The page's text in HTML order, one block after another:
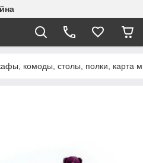
комоды, столы, полки, карта